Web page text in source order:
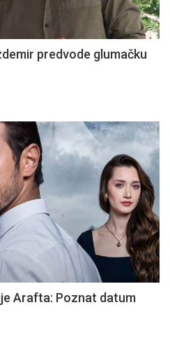
predvode glumačku
Arafta: Poznat datum